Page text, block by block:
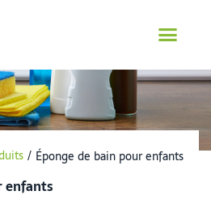
/ Éponge de bain pour enfants
enfants